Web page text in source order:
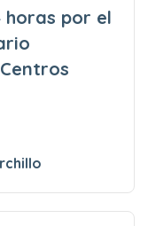
horas por el